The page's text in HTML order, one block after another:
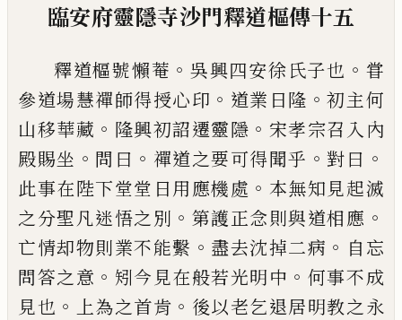
臨安府靈隱寺沙門釋道樞傳十五
釋道樞號懶菴 。吳興四安徐氏子也 。 甞
參道場慧禪師得授心印 。 道業日隆 。初主何
山移華藏 。 隆興初詔遷靈隱 。 宋孝宗召入內
殿賜坐 。 問曰 。 禪道之要可得聞乎 。對曰 。
此事在陛下堂堂日用應機處 。 本無知見起滅
之分聖凡迷悟之別 。 第護正念則與道相應 。
亡情却物則業不能繫 。 盡去沈掉二病 。 自忘
問答之意 。 矧今見在般若光明中 。 何事不成
見也 。 上為之首肯 。 後以老乞退居明教之永